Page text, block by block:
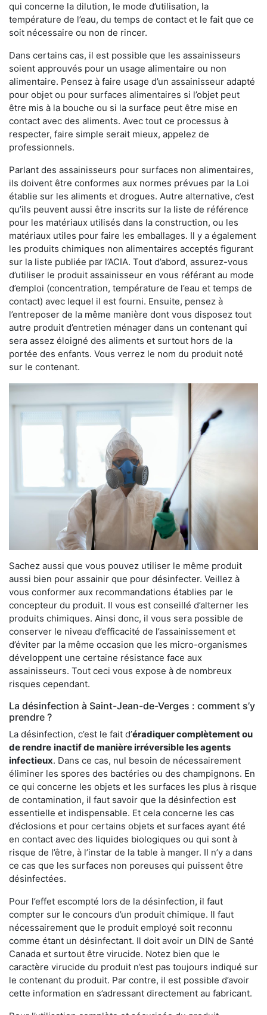
qui concerne la dilution, le mode d’utilisation, la
température de l’eau, du temps de contact et le fait que ce
soit nécessaire ou non de rincer.
Dans certains cas, il est possible que les assainisseurs
soient approuvés pour un usage alimentaire ou non
alimentaire. Pensez à faire usage d’un assainisseur adapté
pour objet ou pour surfaces alimentaires si l’objet peut
être mis à la bouche ou si la surface peut être mise en
contact avec des aliments. Avec tout ce processus à
respecter, faire simple serait mieux, appelez de
professionnels.
Parlant des assainisseurs pour surfaces non alimentaires,
ils doivent être conformes aux normes prévues par la Loi
établie sur les aliments et drogues. Autre alternative, c’est
qu’ils peuvent aussi être inscrits sur la liste de référence
pour les matériaux utilisés dans la construction, ou les
matériaux utiles pour faire les emballages. Il y a également
les produits chimiques non alimentaires acceptés figurant
sur la liste publiée par l’ACIA. Tout d’abord, assurez-vous
d’utiliser le produit assainisseur en vous référant au mode
d’emploi (concentration, température de l’eau et temps de
contact) avec lequel il est fourni. Ensuite, pensez à
l’entreposer de la même manière dont vous disposez tout
autre produit d’entretien ménager dans un contenant qui
sera assez éloigné des aliments et surtout hors de la
portée des enfants. Vous verrez le nom du produit noté
sur le contenant.
Sachez aussi que vous pouvez utiliser le même produit
aussi bien pour assainir que pour désinfecter. Veillez à
vous conformer aux recommandations établies par le
concepteur du produit. Il vous est conseillé d’alterner les
produits chimiques. Ainsi donc, il vous sera possible de
conserver le niveau d’efficacité de l’assainissement et
d’éviter par la même occasion que les micro-organismes
développent une certaine résistance face aux
assainisseurs. Tout ceci vous expose à de nombreux
risques cependant.
La désinfection à Saint-Jean-de-Verges : comment s’y
prendre ?
La désinfection, c’est le fait d’éradiquer complètement ou
de rendre inactif de manière irréversible les agents
infectieux. Dans ce cas, nul besoin de nécessairement
éliminer les spores des bactéries ou des champignons. En
ce qui concerne les objets et les surfaces les plus à risque
de contamination, il faut savoir que la désinfection est
essentielle et indispensable. Et cela concerne les cas
d’éclosions et pour certains objets et surfaces ayant été
en contact avec des liquides biologiques ou qui sont à
risque de l’être, à l’instar de la table à manger. II n’y a dans
ce cas que les surfaces non poreuses qui puissent être
désinfectées.
Pour l’effet escompté lors de la désinfection, il faut
compter sur le concours d’un produit chimique. Il faut
nécessairement que le produit employé soit reconnu
comme étant un désinfectant. Il doit avoir un DIN de Santé
Canada et surtout être virucide. Notez bien que le
caractère virucide du produit n’est pas toujours indiqué sur
le contenant du produit. Par contre, il est possible d’avoir
cette information en s’adressant directement au fabricant.